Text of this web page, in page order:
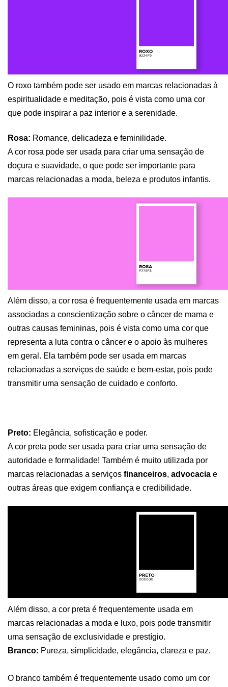
O roxo também pode ser usado em marcas relacionadas à
espiritualidade e meditação, pois é vista como uma cor
que pode inspirar a paz interior e a serenidade.
Rosa: Romance, delicadeza e feminilidade.
A cor rosa pode ser usada para criar uma sensação de
doçura e suavidade, o que pode ser importante para
marcas relacionadas a moda, beleza e produtos infantis.
Além disso, a cor rosa é frequentemente usada em marcas
associadas a conscientização sobre o câncer de mama e
outras causas femininas, pois é vista como uma cor que
representa a luta contra o câncer e o apoio às mulheres
em geral. Ela também pode ser usada em marcas
relacionadas a serviços de saúde e bem-estar, pois pode
transmitir uma sensação de cuidado e conforto.
Preto: Elegância, sofisticação e poder.
A cor preta pode ser usada para criar uma sensação de
autoridade e formalidade! Também é muito utilizada por
marcas relacionadas a serviços financeiros, advocacia e
outras áreas que exigem confiança e credibilidade.
Além disso, a cor preta é frequentemente usada em
marcas relacionadas a moda e luxo, pois pode transmitir
uma sensação de exclusividade e prestígio.
Branco: Pureza, simplicidade, elegância, clareza e paz.
O branco também é frequentemente usado como um cor